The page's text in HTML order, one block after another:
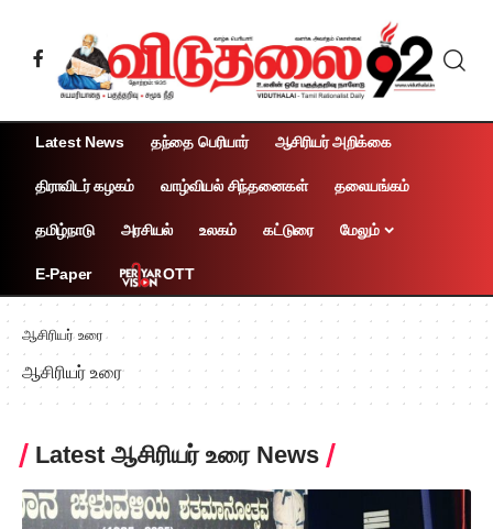
Latest News தந்தை பெரியார் ஆசிரியர் அறிக்கை
திராவிடர் கழகம் வாழ்வியல் சிந்தனைகள் தலையங்கம்
தமிழ்நாடு அரசியல் உலகம் கட்டுரை மேலும்
E-Paper OTT
ஆசிரியர் உரை
ஆசிரியர் உரை
Latest ஆசிரியர் உரை News